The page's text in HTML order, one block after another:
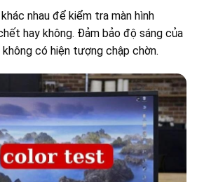
nhau để kiểm tra màn hình
hay không. Đảm bảo độ sáng của
có hiện tượng chập chờn.